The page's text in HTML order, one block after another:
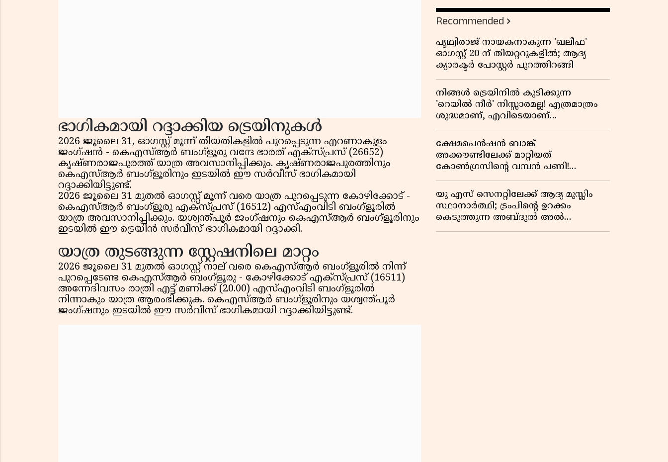
ഭാഗികമായി റദ്ദാക്കിയ ട്രെയിനുകൾ
2026 ജൂലൈ 31, ഓഗസ്റ്റ് മൂന്ന് തീയതികളിൽ പുറപ്പെടുന്ന എറണാകുളം
ജംഗ്ഷൻ - കെഎസ്ആർ ബംഗ്ളൂരു വന്ദേ ഭാരത് എക്സ്പ്രസ് (26652)
കൃഷ്ണരാജപുരത്ത് യാത്ര അവസാനിപ്പിക്കും. കൃഷ്ണരാജപുരത്തിനും
കെഎസ്ആർ ബംഗ്ളൂരിനും ഇടയിൽ ഈ സർവീസ് ഭാഗികമായി
റദ്ദാക്കിയിട്ടുണ്ട്.
2026 ജൂലൈ 31 മുതൽ ഓഗസ്റ്റ് മൂന്ന് വരെ യാത്ര പുറപ്പെടുന്ന കോഴിക്കോട് -
കെഎസ്ആർ ബംഗ്ളൂരു എക്സ്പ്രസ് (16512) എസ്എംവിടി ബംഗ്ളൂരിൽ
യാത്ര അവസാനിപ്പിക്കും. യശ്വന്ത്പൂർ ജംഗ്ഷനും കെഎസ്ആർ ബംഗ്ളൂരിനും
ഇടയിൽ ഈ ട്രെയിൻ സർവീസ് ഭാഗികമായി റദ്ദാക്കി.
യാത്ര തുടങ്ങുന്ന സ്റ്റേഷനിലെ മാറ്റം
2026 ജൂലൈ 31 മുതൽ ഓഗസ്റ്റ് നാല് വരെ കെഎസ്ആർ ബംഗ്ളൂരിൽ നിന്ന്
പുറപ്പെടേണ്ട കെഎസ്ആർ ബംഗ്ളൂരു - കോഴിക്കോട് എക്സ്പ്രസ് (16511)
അന്നേദിവസം രാത്രി എട്ട് മണിക്ക് (20.00) എസ്എംവിടി ബംഗ്ളൂരിൽ
നിന്നാകും യാത്ര ആരംഭിക്കുക. കെഎസ്ആർ ബംഗ്ളൂരിനും യശ്വന്ത്പൂർ
ജംഗ്ഷനും ഇടയിൽ ഈ സർവീസ് ഭാഗികമായി റദ്ദാക്കിയിട്ടുണ്ട്.
സയ്യിദിന്റെ രാഷ്ട്രീയ തരംഗം!
'അവസാന റിപ്പബ്ലിക്കൻ
പ്രസിഡന്റാകുമോ ട്രംപ്?'
Recommended
പൃഥ്വിരാജ് നായകനാകുന്ന 'ഖലീഫ'
ഓഗസ്റ്റ് 20-ന് തിയറ്ററുകളിൽ; ആദ്യ
ക്യാരക്ടർ പോസ്റ്റർ പുറത്തിറങ്ങി
നിങ്ങൾ ട്രെയിനിൽ കുടിക്കുന്ന
'റെയിൽ നീർ' നിസ്സാരമല്ല! എത്രമാത്രം
ശുദ്ധമാണ്, എവിടെയാണ്
ഉണ്ടാക്കുന്നത്? നിർമാണ രഹസ്യങ്ങൾ
അത്ഭുതപ്പെടുത്തും
ക്ഷേമപെൻഷൻ ബാങ്ക്
അക്കൗണ്ടിലേക്ക് മാറ്റിയത്
കോൺഗ്രസിന്റെ വമ്പൻ പണി!
സഹകരണ സംഘങ്ങളെ
ഒഴിവാക്കുമ്പോൾ വലിയ തിരിച്ചടി
സിപിഎമ്മിന്? നഷ്ടമാകുന്നത് ജനകീയ
അടിത്തറ!
യു എസ് സെനറ്റിലേക്ക് ആദ്യ മുസ്ലിം
സ്ഥാനാർത്ഥി; ട്രംപിന്റെ ഉറക്കം
കെടുത്തുന്ന അബ്ദുൽ അൽ
സയ്യിദിന്റെ രാഷ്ട്രീയ തരംഗം!